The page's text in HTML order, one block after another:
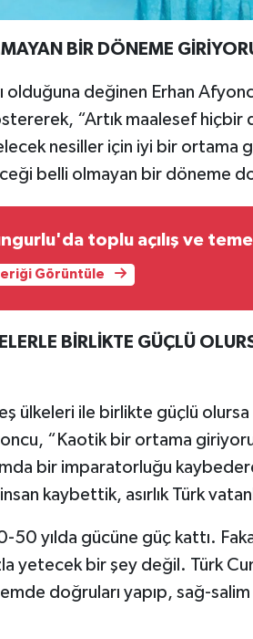
BİR DÖNEME
olduğuna değinen Erhan
“Artık maalesef hiçbir
nesiller için iyi bir ortama
belli olmayan bir döneme
toplu açılış ve
Görüntüle
BİRLİKTE GÜÇLÜ
ülkeleri ile birlikte güçlü
“Kaotik bir ortama
bir imparatorluğu
kaybettik, asırlık Türk
yılda gücüne güç kattı.
yetecek bir şey değil. Türk
doğruları yapıp, sağ-salim